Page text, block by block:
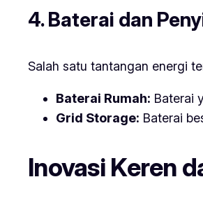
4. Baterai dan
Salah satu tantangan energi
Baterai Rumah: Baterai
Grid Storage: Baterai
Inovasi Keren